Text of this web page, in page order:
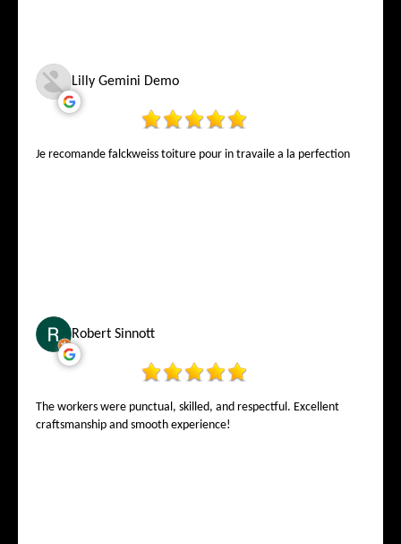
Lilly Gemini Demo
Je recomande falckweiss toiture pour in travaile a la perfection
Robert Sinnott
The workers were punctual, skilled, and respectful. Excellent
craftsmanship and smooth experience!